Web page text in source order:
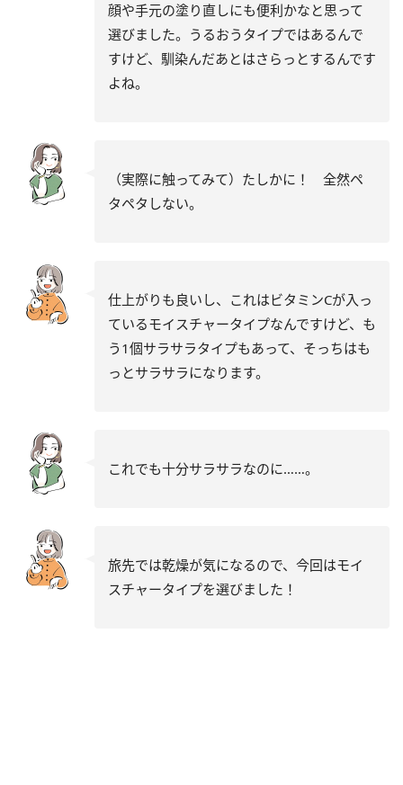
顔や手元の塗り直しにも便利かなと思って
選びました。うるおうタイプではあるんで
すけど、馴染んだあとはさらっとするんです
よね。
（実際に触ってみて）たしかに！ 全然ペ
タペタしない。
仕上がりも良いし、これはビタミンCが入っ
ているモイスチャータイプなんですけど、も
う1個サラサラタイプもあって、そっちはも
っとサラサラになります。
これでも十分サラサラなのに……。
旅先では乾燥が気になるので、今回はモイ
スチャータイプを選びました！